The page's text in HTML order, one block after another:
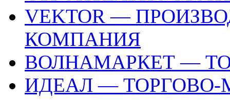
VEKTOR —
КОМПАНИЯ
ВОЛНАМАРКЕТ —
ИДЕАЛ —